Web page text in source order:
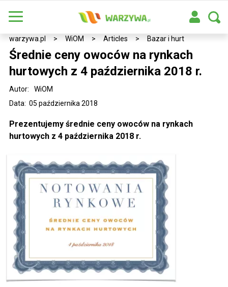
warzywa.pl > WiOM > Articles > Bazar i hurt
Średnie ceny owoców na rynkach
hurtowych z 4 października 2018 r.
Data: 05 października 2018
Autor: WiOM
Prezentujemy średnie ceny owoców na rynkach
hurtowych z 4 października 2018 r.